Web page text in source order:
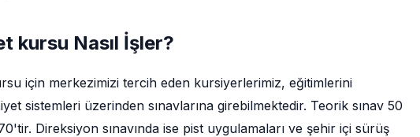
kursu Nasıl İşler?
için merkezimizi tercih eden kursiyerlerimiz, eğitimlerini
sistemleri üzerinden sınavlarına girebilmektedir. Teorik sınav 50
Direksiyon sınavında ise pist uygulamaları ve şehir içi sürüş